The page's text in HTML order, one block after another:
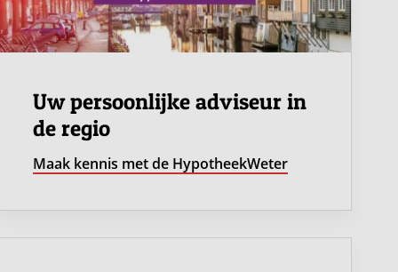
Uw persoonlijke adviseur in
de regio
Maak kennis met de HypotheekWeter